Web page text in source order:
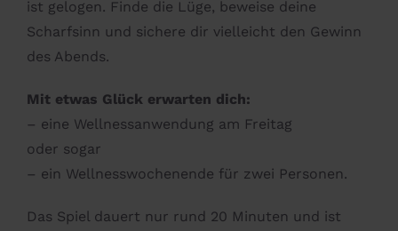
ist gelogen. Finde die Lüge, beweise deine
Scharfsinn und sichere dir vielleicht den Gewinn
des Abends.
Mit etwas Glück erwarten dich:
– eine Wellnessanwendung am Freitag
oder sogar
– ein Wellnesswochenende für zwei Personen.
Das Spiel dauert nur rund 20 Minuten und ist